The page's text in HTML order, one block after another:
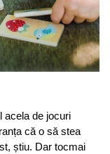
acela de jocuri
că o să stea
știu. Dar tocmai